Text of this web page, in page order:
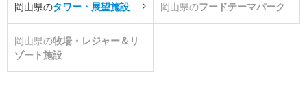
岡山県のタワー・展望施設 岡山県のフードテーマパーク
岡山県の牧場・レジャー＆リ
ゾート施設